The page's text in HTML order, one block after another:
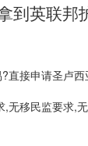
到英联邦
直接申请圣卢
无移民监要求,